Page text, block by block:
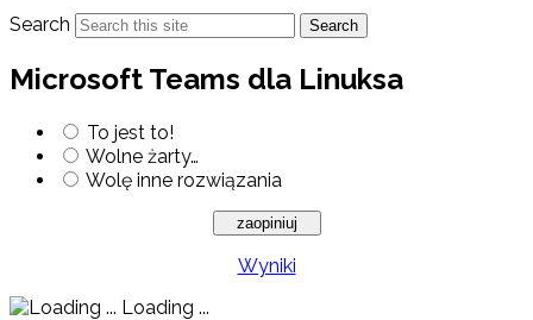
Search
Search
Microsoft Teams dla Linuksa
To jest to!
Wolne żarty…
Wolę inne rozwiązania
Wyniki
Loading ...